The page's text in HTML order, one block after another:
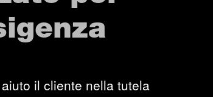
il cliente nella tutela